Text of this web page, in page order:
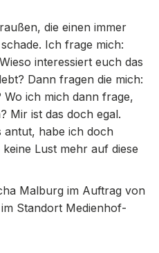
die einen immer
Ich frage mich:
interessiert euch das
Dann fragen die mich:
Wo ich mich dann frage,
Mir ist das doch egal.
antut, habe ich doch
Lust mehr auf diese
Malburg im Auftrag von
Standort Medienhof-